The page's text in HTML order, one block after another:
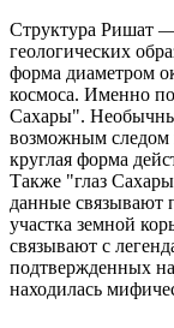
Структура Ришат
геологических
форма диаметром
космоса. Именно
Сахары".
возможным следом
круглая форма
Также "глаз
данные связывают
участка земной
связывают с
подтвержденных
находилась